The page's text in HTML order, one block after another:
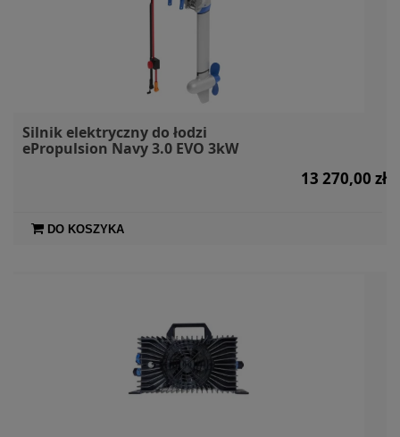
Silnik elektryczny do łodzi
ePropulsion Navy 3.0 EVO 3kW
13 270,00 zł
DO KOSZYKA